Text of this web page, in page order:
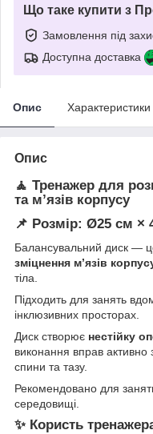
Що таке купити з
Замовлення під
Доступна доставка
Опис Характеристики
Опис
🧘 Тренажер для
та м’язів корпусу
📌 Розмір: Ø25 см ×
Балансувальний диск —
зміцнення м’язів
тіла.
Підходить для занять
інклюзивних просторах.
Диск створює нестійку
виконання вправ активно
спини та тазу.
Рекомендовано для
середовищі.
✨ Користь